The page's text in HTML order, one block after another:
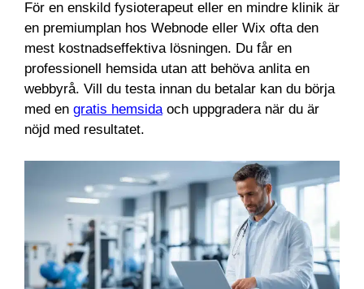
För en enskild fysioterapeut eller en mindre klinik är
en premiumplan hos Webnode eller Wix ofta den
mest kostnadseffektiva lösningen. Du får en
professionell hemsida utan att behöva anlita en
webbyrå. Vill du testa innan du betalar kan du börja
med en gratis hemsidaoch uppgradera när du är
nöjd med resultatet.